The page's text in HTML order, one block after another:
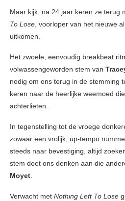
Maar kijk, na 24 jaar keren ze terug
To Lose, voorloper van het nieuwe
uitkomen.
Het zwoele, eenvoudig breakbeat
volwassengeworden stem van
nodig om ons terug in de stemming
keren naar de heerlijke weemoed
achterlieten.
In tegenstelling tot de vroege
zowaar een vrolijk, up-tempo
steeds naar bevestiging, altijd
stem doet ons denken aan die
Moyet.
Verwacht met Nothing Left To Lose